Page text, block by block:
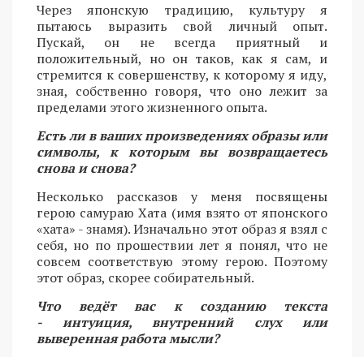
Через японскую традицию, культуру я
пытаюсь выразить свой личный опыт.
Пускай, он не всегда приятный и
положительный, но он таков, как я сам, и
стремится к совершенству, к которому я иду,
зная, собственно говоря, что оно лежит за
пределами этого жизненного опыта.
Есть ли в ваших произведениях образы или
символы, к которым вы возвращаетесь
снова и снова?
Несколько рассказов у меня посвящены
герою самураю Хата (имя взято от японского
«хата» - знамя). Изначально этот образ я взял с
себя, но по прошествии лет я понял, что не
совсем соответствую этому герою. Поэтому
этот образ, скорее собирательный.
Что ведёт вас к созданию текста
- интуиция, внутренний слух или
выверенная работа мысли?